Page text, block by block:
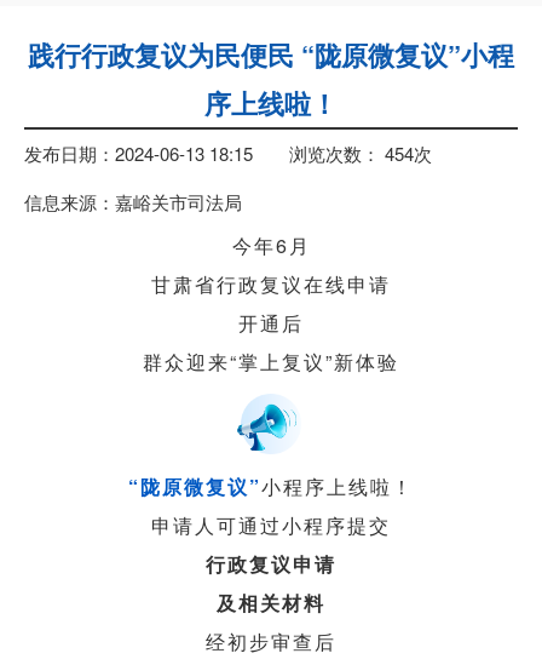
践行行政复议为民便民 “陇原微复议”小程
序上线啦！
发布日期：2024-06-13 18:15 浏览次数： 454次
信息来源：嘉峪关市司法局
今年6月
甘肃省行政复议在线申请
开通后
群众迎来“掌上复议”新体验
“陇原微复议”小程序上线啦！
申请人可通过小程序提交
行政复议申请
及相关材料
经初步审查后